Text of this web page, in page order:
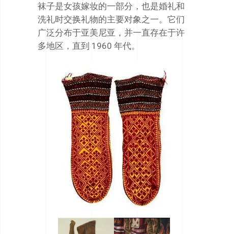
袜子是女孩嫁妆的一部分，也是婚礼和
洗礼时交换礼物的主要对象之一。它们
广泛分布于亚美尼亚，并一直存在于许
多地区，直到 1960 年代。